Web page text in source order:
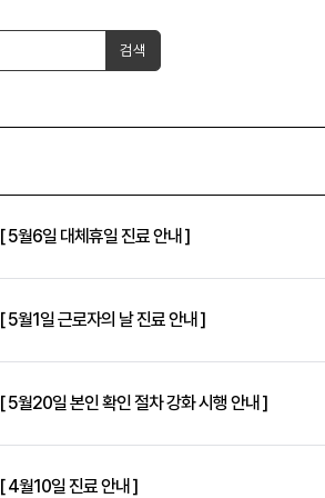
검색
[ 5월6일 대체휴일 진료 안내 ]
[ 5월1일 근로자의 날 진료 안내 ]
[ 5월20일 본인 확인 절차 강화 시행 안내 ]
[ 4월10일 진료 안내 ]